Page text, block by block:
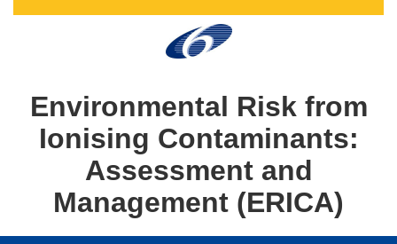
Environmental Risk from
Ionising Contaminants:
Assessment and
Management (ERICA)